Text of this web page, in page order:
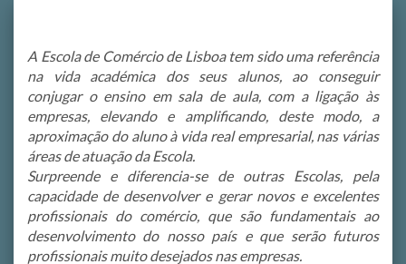
A Escola de Comércio de Lisboa tem sido uma referência
na vida académica dos seus alunos, ao conseguir
conjugar o ensino em sala de aula, com a ligação às
empresas, elevando e amplificando, deste modo, a
aproximação do aluno à vida real empresarial, nas várias
áreas de atuação da Escola.
Surpreende e diferencia-se de outras Escolas, pela
capacidade de desenvolver e gerar novos e excelentes
profissionais do comércio, que são fundamentais ao
desenvolvimento do nosso país e que serão futuros
profissionais muito desejados nas empresas.